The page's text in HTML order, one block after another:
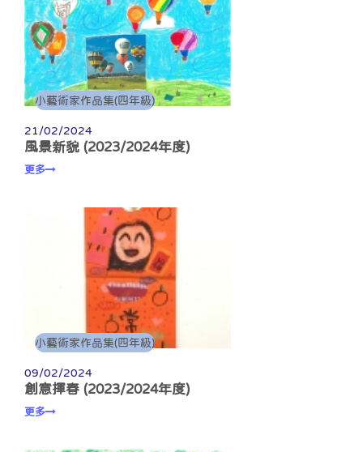
小藝術家作品集(四年級)
21/02/2024
風景新貌 (2023/2024年度)
更多
小藝術家作品集(四年級)
09/02/2024
創意揮春 (2023/2024年度)
更多